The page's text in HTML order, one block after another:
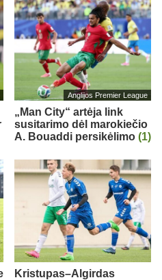
Anglijos Premier League
„Man City“ artėja link
susitarimo dėl marokiečio
A. Bouaddi persikėlimo (1)
Kristupas–Algirdas